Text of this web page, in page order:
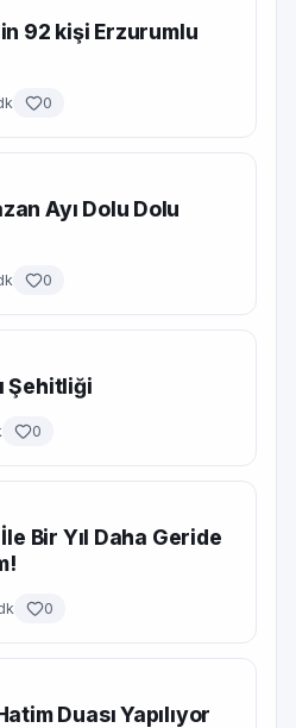
92 kişi Erzurumlu
0
Ayı Dolu Dolu
0
Şehitliği
0
Bir Yıl Daha Geride
0
Duası Yapılıyor